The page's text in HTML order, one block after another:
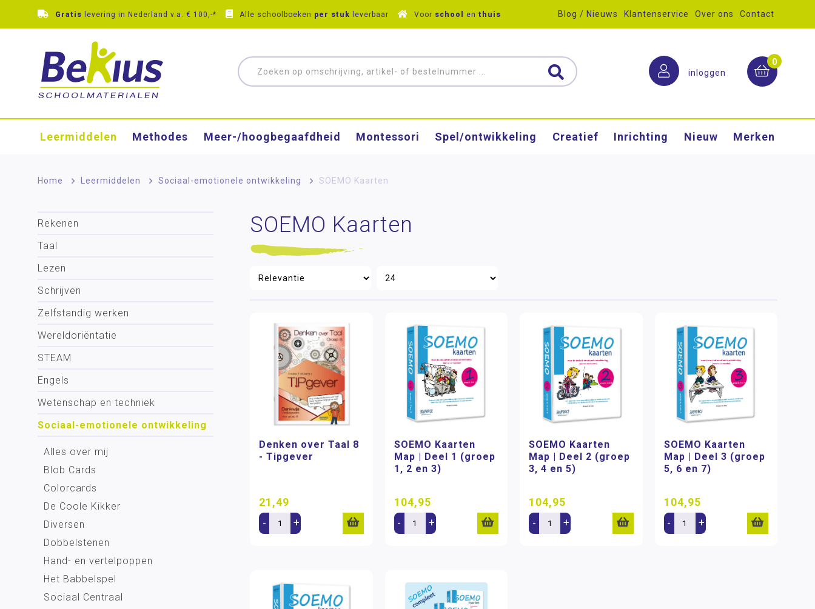
Gratis levering in Nederland v.a. € 100,-* Alle schoolboeken per stuk leverbaar Voor school en thuis Blog / Nieuws Klantenservice Over ons Contact
inloggen
0
Leermiddelen Methodes Meer-/hoog­begaafdheid Montessori Spel/ontwikkeling Creatief Inrichting Nieuw Merken
Home > Leermiddelen > Sociaal-emotionele ontwikkeling > SOEMO Kaarten
Rekenen
Taal
Lezen
Schrijven
Zelfstandig werken
Wereldoriëntatie
STEAM
Engels
Wetenschap en techniek
Sociaal-emotionele ontwikkeling
Alles over mij
Blob Cards
Colorcards
De Coole Kikker
Diversen
Dobbelstenen
Hand- en vertelpoppen
Het Babbelspel
Sociaal Centraal
SOEMO Kaarten
Denken over Taal 8
- Tipgever
21,49
- +
SOEMO Kaarten
Map | Deel 1 (groep
1, 2 en 3)
104,95
- +
SOEMO Kaarten
Map | Deel 2 (groep
3, 4 en 5)
104,95
- +
SOEMO Kaarten
Map | Deel 3 (groep
5, 6 en 7)
104,95
- +